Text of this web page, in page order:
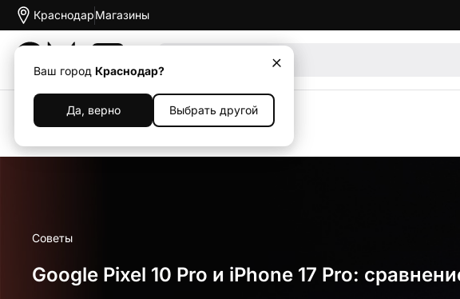
Краснодар
Ваш город Краснодар?
Да, верно Выбрать другой
Магазины
Советы
Google Pixel 10 Pro и iPhone 17 Pro: